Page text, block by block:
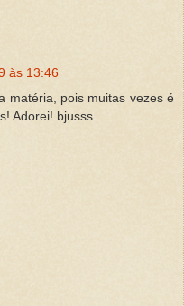
às 13:46
matéria, pois muitas vezes é
Adorei! bjusss